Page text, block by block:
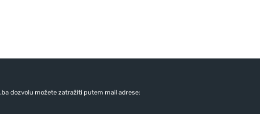
dozvolu možete zatražiti putem mail adrese: